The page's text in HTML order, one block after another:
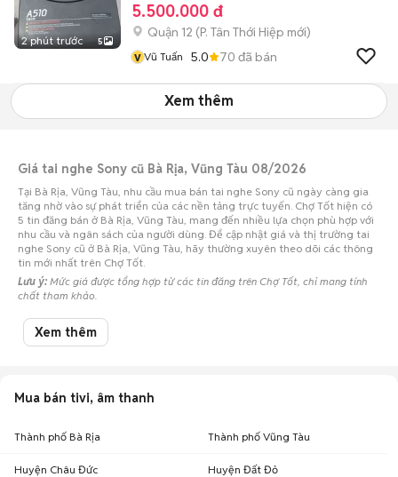
2 phút trước 5
5.500.000 đ
Quận 12 (P. Tân Thới Hiệp mới)
v Vũ Tuấn 5.0 70 đã bán
Xem thêm
Giá tai nghe Sony cũ Bà Rịa, Vũng Tàu 08/2026
Tại Bà Rịa, Vũng Tàu, nhu cầu mua bán tai nghe Sony cũ ngày càng gia
tăng nhờ vào sự phát triển của các nền tảng trực tuyến. Chợ Tốt hiện có
5 tin đăng bán ở Bà Rịa, Vũng Tàu, mang đến nhiều lựa chọn phù hợp với
nhu cầu và ngân sách của người dùng. Để cập nhật giá và thị trường tai
nghe Sony cũ ở Bà Rịa, Vũng Tàu, hãy thường xuyên theo dõi các thông
tin mới nhất trên Chợ Tốt.
Lưu ý: Mức giá được tổng hợp từ các tin đăng trên Chợ Tốt, chỉ mang tính
chất tham khảo.
Xem thêm
Mua bán tivi, âm thanh
Thành phố Bà Rịa Thành phố Vũng Tàu
Huyện Châu Đức Huyện Đất Đỏ